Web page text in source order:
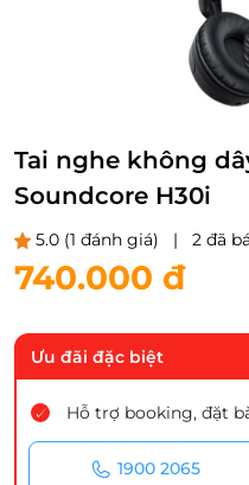
Tai nghe không
Soundcore H30i
5.0 (1 đánh giá) | 2 đã
740.000 đ
Ưu đãi đặc biệt
Hỗ trợ booking, đặt
1900 2065